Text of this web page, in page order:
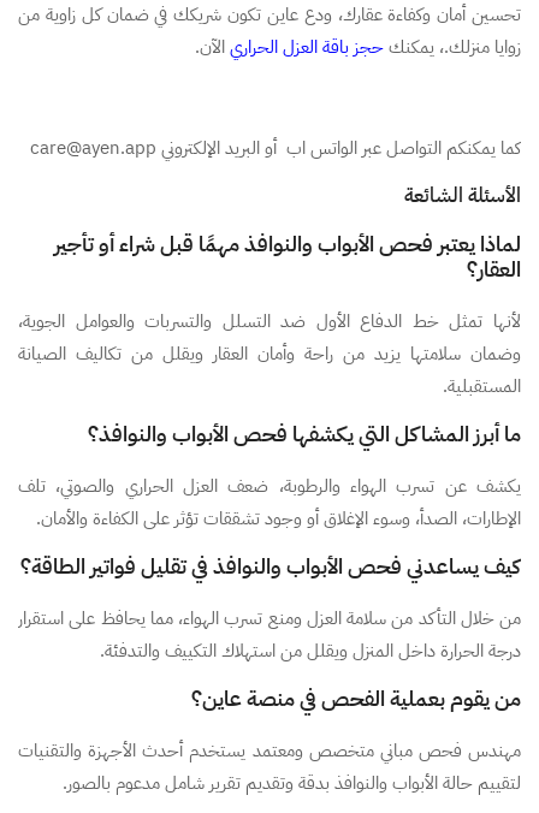
تحسين أمان وكفاءة عقارك، ودع عاين تكون شريكك في ضمان كل زاوية من
زوايا منزلك.، يمكنكحجز باقة العزل الحراريالآن.
كما يمكنكم التواصل عبر الواتس اب أو البريد الإلكتروني care@ayen.app
الأسئلة الشائعة
لماذا يعتبر فحص الأبواب والنوافذ مهمًا قبل شراء أو تأجير
العقار؟
لأنها تمثل خط الدفاع الأول ضد التسلل والتسربات والعوامل الجوية،
وضمان سلامتها يزيد من راحة وأمان العقار ويقلل من تكاليف الصيانة
المستقبلية.
ما أبرز المشاكل التي يكشفها فحص الأبواب والنوافذ؟
يكشف عن تسرب الهواء والرطوبة، ضعف العزل الحراري والصوتي، تلف
الإطارات، الصدأ، وسوء الإغلاق أو وجود تشققات تؤثر على الكفاءة والأمان.
كيف يساعدني فحص الأبواب والنوافذ في تقليل فواتير الطاقة؟
من خلال التأكد من سلامة العزل ومنع تسرب الهواء، مما يحافظ على استقرار
درجة الحرارة داخل المنزل ويقلل من استهلاك التكييف والتدفئة.
من يقوم بعملية الفحص في منصة عاين؟
مهندس فحص مباني متخصص ومعتمد يستخدم أحدث الأجهزة والتقنيات
لتقييم حالة الأبواب والنوافذ بدقة وتقديم تقرير شامل مدعوم بالصور.